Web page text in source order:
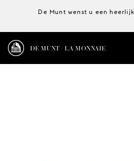
De Munt wenst u een
DE MUNT / LA MONNAIE